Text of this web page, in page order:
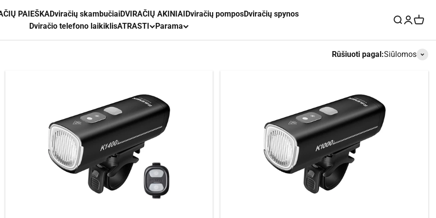
PAIEŠKADviračių skambučiaiDVIRAČIŲ AKINIAIDviračių pomposDviračių spynos
Dviračio telefono laikiklisATRASTI Parama
Paieška
Rūšiuoti pagal:Siūlomos